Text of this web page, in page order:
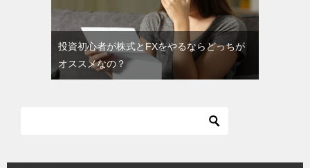
投資初心者が株式とFXをやるならどっちが
オススメなの？